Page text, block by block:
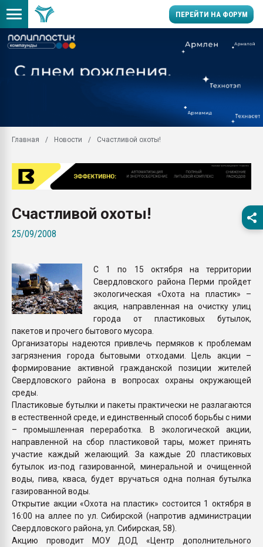
ПЕРЕЙТИ НА ФОРУМ
заводу пластмасс"
Вакуум-формовочные
ближайшее
первый план в
Всё, что касается
бутылок
ПЕРЕЙТИ НА
Главная Новости Счастливой охоты!
Счастливой охоты!
25/09/2008
С 1 по 15 октября на территории
Свердловского района Перми пройдет
экологическая «Охота на пластик» –
акция, направленная на очистку улиц
города от пластиковых бутылок,
пакетов и прочего бытового мусора.
Организаторы надеются привлечь пермяков к проблемам
загрязнения города бытовыми отходами. Цель акции –
формирование активной гражданской позиции жителей
Свердловского района в вопросах охраны окружающей
среды.
Пластиковые бутылки и пакеты практически не разлагаются
в естественной среде, и единственный способ борьбы с ними
– промышленная переработка. В экологической акции,
направленной на сбор пластиковой тары, может принять
участие каждый желающий. За каждые 20 пластиковых
бутылок из-под газированной, минеральной и очищенной
воды, пива, кваса, будет вручаться одна полная бутылка
газированной воды.
Открытие акции «Охота на пластик» состоится 1 октября в
16:00 на аллее по ул. Сибирской (напротив администрации
Свердловского района, ул. Сибирская, 58).
Акцию проводит МОУ ДОД «Центр дополнительного